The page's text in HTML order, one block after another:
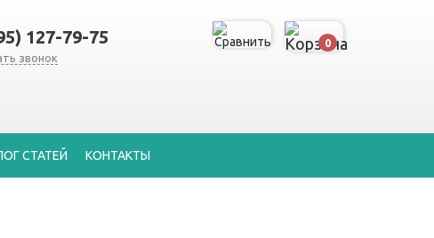
127-79-75
звонок
0
СТАТЕЙ КОНТАКТЫ